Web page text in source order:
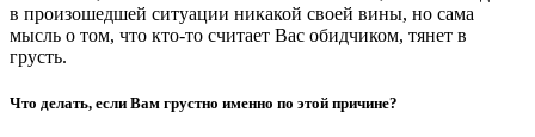
в произошедшей ситуации никакой своей вины, но сама
мысль о том, что кто-то считает Вас обидчиком, тянет в
грусть.
Что делать, если Вам грустно именно по этой причине?